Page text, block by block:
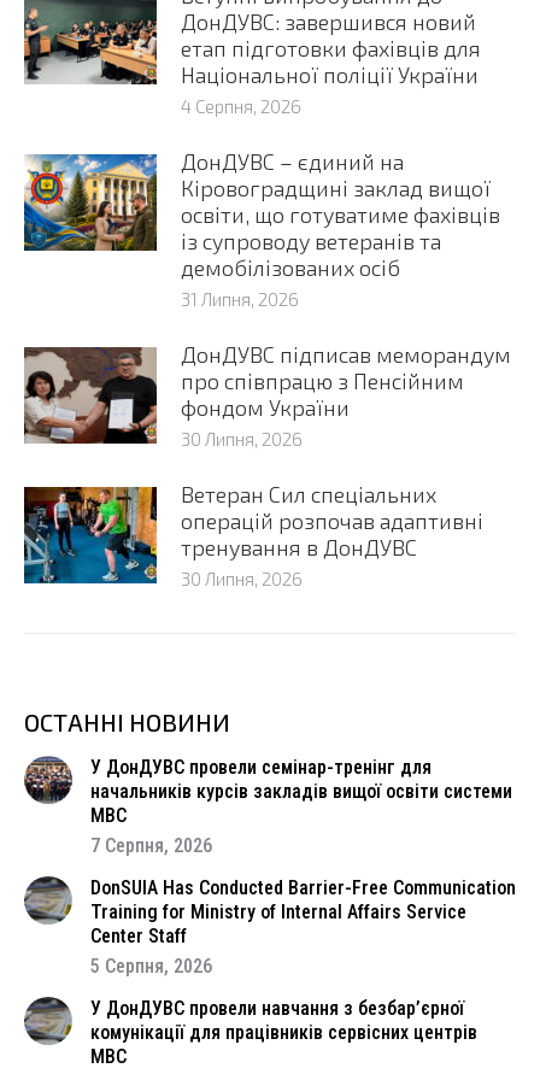
ДонДУВС: завершився новий
етап підготовки фахівців для
Національної поліції України
4 Серпня, 2026
ДонДУВС – єдиний на
Кіровоградщині заклад вищої
освіти, що готуватиме фахівців
із супроводу ветеранів та
демобілізованих осіб
31 Липня, 2026
ДонДУВС підписав меморандум
про співпрацю з Пенсійним
фондом України
30 Липня, 2026
Ветеран Сил спеціальних
операцій розпочав адаптивні
тренування в ДонДУВС
30 Липня, 2026
ОСТАННІ НОВИНИ
У ДонДУВС провели семінар-тренінг для
начальників курсів закладів вищої освіти системи
МВС
7 Серпня, 2026
DonSUIA Has Conducted Barrier-Free Communication
Training for Ministry of Internal Affairs Service
Center Staff
5 Серпня, 2026
У ДонДУВС провели навчання з безбар’єрної
комунікації для працівників сервісних центрів
МВС